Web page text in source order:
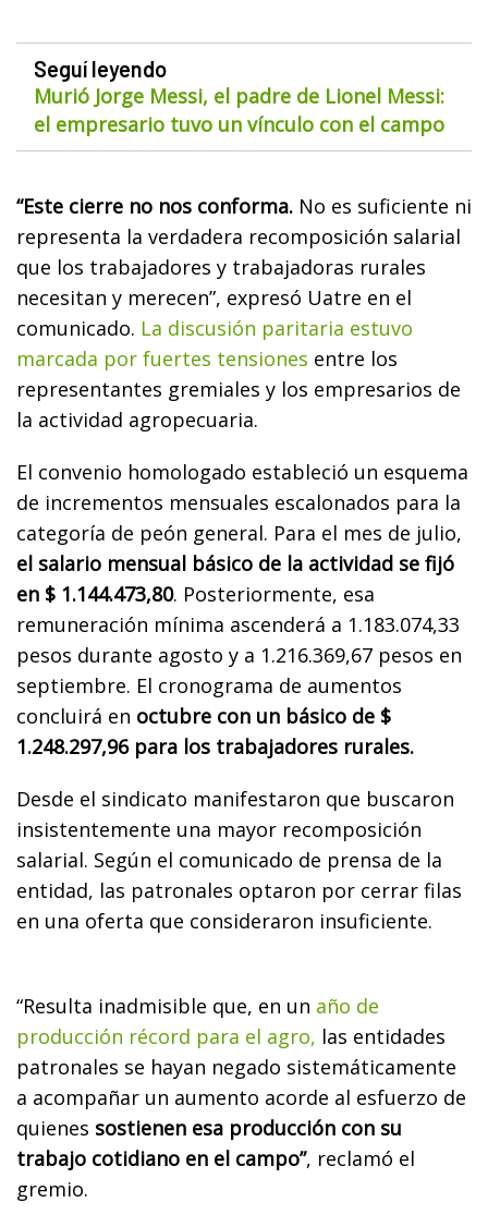
Seguí leyendo
Murió Jorge Messi, el padre de Lionel Messi:
el empresario tuvo un vínculo con el campo
“Este cierre no nos conforma. No es suficiente ni
representa la verdadera recomposición salarial
que los trabajadores y trabajadoras rurales
necesitan y merecen”, expresó Uatre en el
comunicado. La discusión paritaria estuvo
marcada por fuertes tensiones entre los
representantes gremiales y los empresarios de
la actividad agropecuaria.
El convenio homologado estableció un esquema
de incrementos mensuales escalonados para la
categoría de peón general. Para el mes de julio,
el salario mensual básico de la actividad se fijó
en $ 1.144.473,80. Posteriormente, esa
remuneración mínima ascenderá a 1.183.074,33
pesos durante agosto y a 1.216.369,67 pesos en
septiembre. El cronograma de aumentos
concluirá en octubre con un básico de $
1.248.297,96 para los trabajadores rurales.
Desde el sindicato manifestaron que buscaron
insistentemente una mayor recomposición
salarial. Según el comunicado de prensa de la
entidad, las patronales optaron por cerrar filas
en una oferta que consideraron insuficiente.
“Resulta inadmisible que, en un año de
producción récord para el agro, las entidades
patronales se hayan negado sistemáticamente
a acompañar un aumento acorde al esfuerzo de
quienes sostienen esa producción con su
trabajo cotidiano en el campo”, reclamó el
gremio.